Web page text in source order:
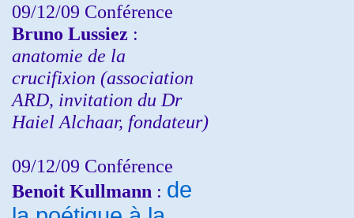
09/12/09 Conférence
Bruno Lussiez :
anatomie de la
crucifixion (association
ARD, invitation du Dr
Haiel Alchaar, fondateur)
09/12/09 Conférence
Benoit Kullmann : de